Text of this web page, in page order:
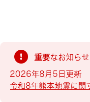
重要なお知らせ
2026年8月5日更新
令和8年熊本地震に関